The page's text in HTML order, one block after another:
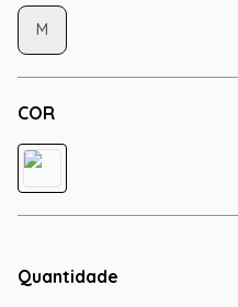
COR
M
Quantidade